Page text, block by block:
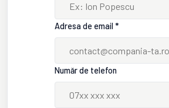
Adresa de email *
Număr de telefon